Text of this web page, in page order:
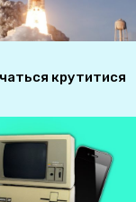
крутитися